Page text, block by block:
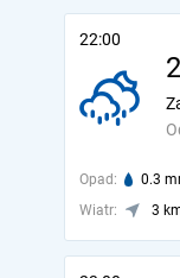
22:00
Opad: 0.3
Wiatr:
3